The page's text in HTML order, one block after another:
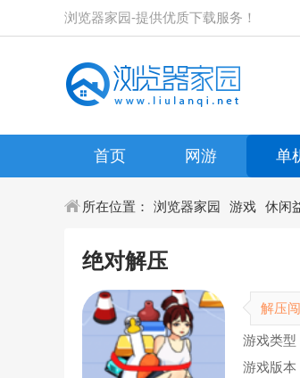
浏览器家园-提供优质下载服务！
首页 网游 单
所在位置： 浏览器家园 游戏 休闲
绝对解压
解压
游戏类型
游戏版本